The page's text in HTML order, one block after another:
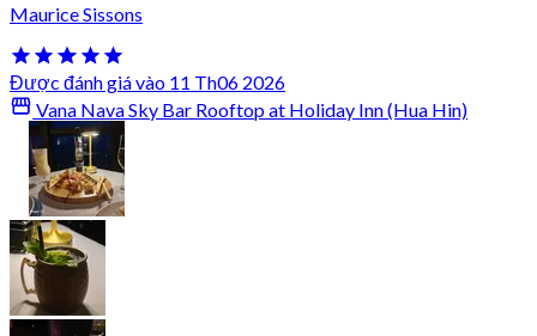
Maurice Sissons
Được đánh giá vào 11 Th06 2026
Vana Nava Sky Bar Rooftop at Holiday Inn (Hua Hin)